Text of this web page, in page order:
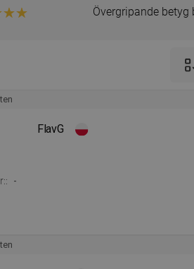
Övergripande
FlavG
-